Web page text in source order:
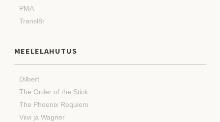
PMA
Transl8r
MEELELAHUTUS
Dilbert
The Order of the Stick
The Phoenix Requiem
Viivi ja Wagner